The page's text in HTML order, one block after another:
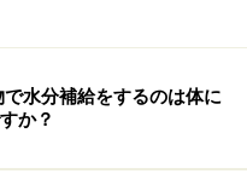
に適量を考えるとした
以下の量を目安にする
水分補給をするのは体に
か？